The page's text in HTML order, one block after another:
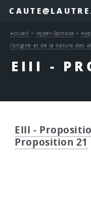
EIII -
Accueil > Hyper-Spinoza >
l’origine et de la nature des
EIII -
Proposition 21